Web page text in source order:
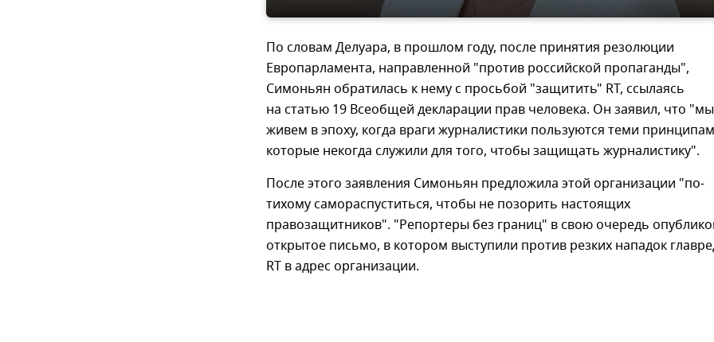
По словам Делуара, в прошлом году, после принятия резолюции
Европарламента, направленной "против российской пропаганды",
Симоньян обратилась к нему с просьбой "защитить" RT, ссылаясь
на статью 19 Всеобщей декларации прав человека. Он заявил, что "мы
живем в эпоху, когда враги журналистики пользуются теми
которые некогда служили для того, чтобы защищать журналистику".
После этого заявления Симоньян предложила этой организации "по-
тихому самораспуститься, чтобы не позорить настоящих
правозащитников". "Репортеры без границ" в свою очередь
открытое письмо, в котором выступили против резких нападок
RT в адрес организации.